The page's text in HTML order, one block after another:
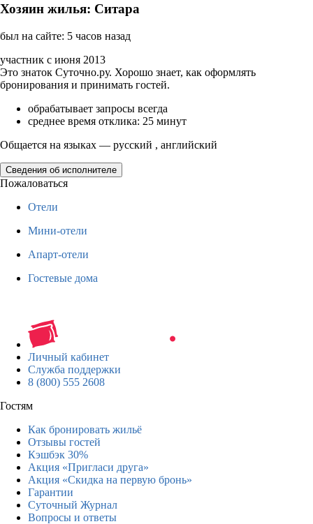
Хозяин жилья: Ситара
был на сайте: 5 часов назад
участник с июня 2013
Это знаток Суточно.ру. Хорошо знает, как оформлять
бронирования и принимать гостей.
обрабатывает запросы всегда
среднее время отклика: 25 минут
Общается на языках — русский , английский
Сведения об исполнителе
Пожаловаться
Отели
Мини-отели
Апарт-отели
Гостевые дома
Личный кабинет
Служба поддержки
8 (800) 555 2608
Гостям
Как бронировать жильё
Отзывы гостей
Кэшбэк 30%
Акция «Пригласи друга»
Акция «Скидка на первую бронь»
Гарантии
Суточный Журнал
Вопросы и ответы